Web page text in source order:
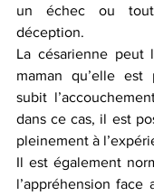
un échec ou
déception.
La césarienne peut
maman qu’elle est
subit
dans ce cas, il est
pleinement à
Il est également
l’appréhension face